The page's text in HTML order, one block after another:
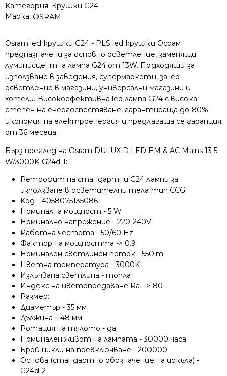
Категория: Крушки G24
Марка: OSRAM
Osram led крушки G24 - PLS led крушки Осрам
предназначени за основно осветление, заменящи
луминисцентна лампа G24 от 13W. Подходящи за
използване в заведения, супермаркети, за led
осветление в магазини, универсални магазини и
хотели. Високоефективна led лампа G24 с висока
степен на енергоспестяване, гарантираща до 80%
икономия на електроенергия и предлагаща се гаранция
от 36 месеца.
Бърз преглед на Osram DULUX D LED EM & AC Mains 13 5
W/3000K G24d-1:
Ретрофит на стандартни G24 лампи за
използване в осветителни тела тип CCG
Код - 4058075135086
Номинална мощност - 5 W
Номинално напрежение - 220-240V
Работна честота - 50/60 Hz
Фактор на мощността -> 0.9
Номинален светлинен поток - 550lm
Цветна температура - 3000K
Излъчвана светлина - топла
Индекс на цветопредаване Ra - > 80
Размер:
Диаметър - 35 мм
Дължина -148 мм
Ротация на тялото - да
Номинален живот на лампата - 30000 часа
Брой цикли на превключване - 200000
Основа (стандартно обозначение на цокъла) -
G24d-2